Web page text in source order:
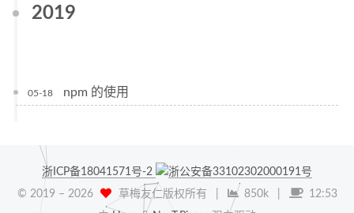
2019
05-18 npm 的使用
浙ICP备18041571号-2
浙公安备33102302000191号
© 2019 – 2026 草梅友仁版权所有 850k
12:53